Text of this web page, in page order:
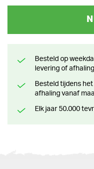
Besteld op weekdagen voor 13 uur? Klaar voor
levering of
Besteld tijdens het weekend? Klaar voor levering of
afhaling vanaf
Elk jaar 50.000